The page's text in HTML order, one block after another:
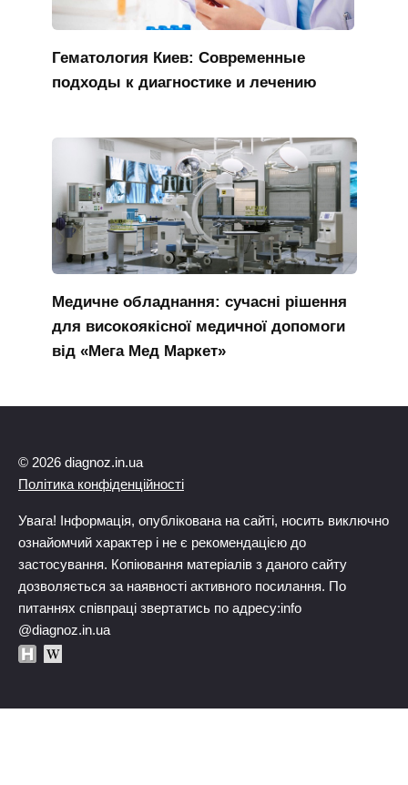
Гематология Киев: Современные
подходы к диагностике и лечению
Медичне обладнання: сучасні рішення
для високоякісної медичної допомоги
від «Мега Мед Маркет»
© 2026 diagnoz.in.ua
Політика конфіденційності
Увага! Інформація, опублікована на сайті, носить виключно
ознайомчий характер і не є рекомендацією до
застосування. Копіювання матеріалів з даного сайту
дозволяється за наявності активного посилання. По
питаннях співпраці звертатись по адресу:info
@diagnoz.in.ua